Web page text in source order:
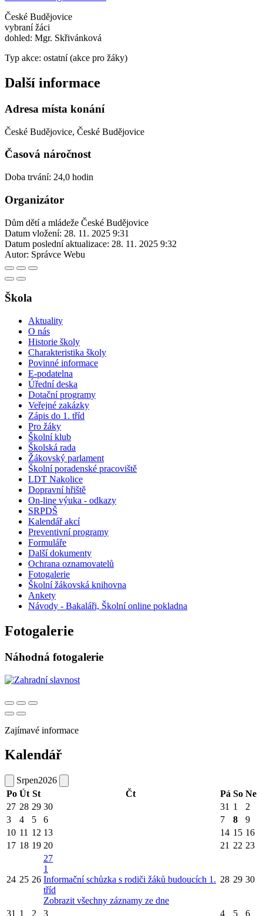
České Budějovice
vybraní žáci
dohled: Mgr. Skřivánková
Typ akce: ostatní (akce pro žáky)
Další informace
Adresa místa konání
České Budějovice, České Budějovice
Časová náročnost
Doba trvání: 24,0 hodin
Organizátor
Dům dětí a mládeže České Budějovice
Datum vložení: 28. 11. 2025 9:31
Datum poslední aktualizace: 28. 11. 2025 9:32
Autor: Správce Webu
Škola
Aktuality
O nás
Historie školy
Charakteristika školy
Povinné informace
E-podatelna
Úřední deska
Dotační programy
Veřejné zakázky
Zápis do 1. tříd
Pro žáky
Školní klub
Školská rada
Žákovský parlament
Školní poradenské pracoviště
LDT Nakolice
Dopravní hřiště
On-line výuka - odkazy
SRPDŠ
Kalendář akcí
Preventivní programy
Formuláře
Další dokumenty
Ochrana oznamovatelů
Fotogalerie
Školní žákovská knihovna
Ankety
Návody - Bakaláři, Školní online pokladna
Fotogalerie
Náhodná fotogalerie
Zajímavé informace
Kalendář
Srpen2026
Po Út St Čt Pá So Ne
27 28 29 30 31 1
2
3
4 5 6 7 8
9
10 11 12 13 14 15 16
17 18 19 20 21 22 23
24 25 26
27
1
Informační schůzka s rodiči žáků budoucích 1.
tříd
Zobrazit všechny záznamy ze dne
28 29 30
31 1 2 3 4 5 6